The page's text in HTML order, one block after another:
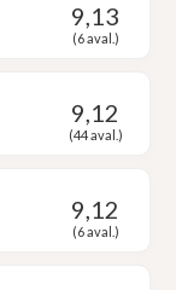
9,13
(6 aval.)
9,12
(44 aval.)
9,12
(6 aval.)